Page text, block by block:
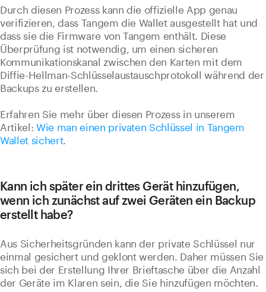
Durch diesen Prozess kann die offizielle App genau
verifizieren, dass Tangem die Wallet ausgestellt hat und
dass sie die Firmware von Tangem enthält. Diese
Überprüfung ist notwendig, um einen sicheren
Kommunikationskanal zwischen den Karten mit dem
Diffie-Hellman-Schlüsselaustauschprotokoll während der
Backups zu erstellen.
Erfahren Sie mehr über diesen Prozess in unserem
Artikel:Wie man einen privaten Schlüssel in Tangem
Wallet sichert.
Kann ich später ein drittes Gerät hinzufügen,
wenn ich zunächst auf zwei Geräten ein Backup
erstellt habe?
Aus Sicherheitsgründen kann der private Schlüssel nur
einmal gesichert und geklont werden. Daher müssen Sie
sich bei der Erstellung Ihrer Brieftasche über die Anzahl
der Geräte im Klaren sein, die Sie hinzufügen möchten.